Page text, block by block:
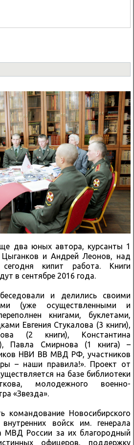
два юных автора, курсанты 1
и Андрей Леонов, над
кипит работа. Книги
в сентябре 2016 года.
и делились своими
(уже осуществленными и
книгами, буклетами,
Евгения Стукалова (3 книги),
(2 книги), Константина
Павла Смирнова (1 книга) –
НВИ ВВ МВД РФ, участников
– наши правила!». Проект от
на базе библиотеки
молодежного военно-
«Звезда».
командование Новосибирского
войск им. генерала
МВД России за их благородный
офицеров, поддержку